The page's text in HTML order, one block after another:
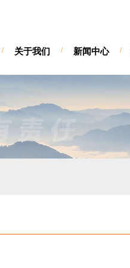
/ 关于我们 / 新闻中心 /